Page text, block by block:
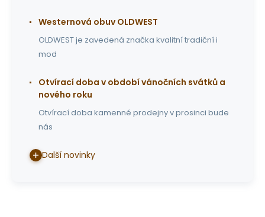
Westernová obuv OLDWEST
OLDWEST je zavedená značka kvalitní tradiční i
mod
Otvírací doba v období vánočních svátků a
nového roku
Otvírací doba kamenné prodejny v prosinci bude
nás
Další novinky